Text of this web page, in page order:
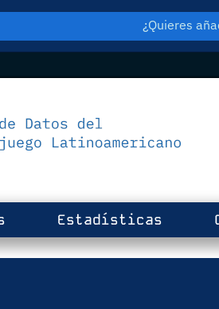
¿Quieres
Estadísticas